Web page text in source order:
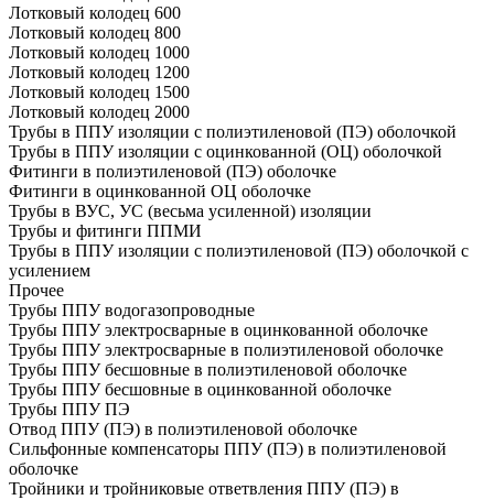
Лотковый колодец 600
Лотковый колодец 800
Лотковый колодец 1000
Лотковый колодец 1200
Лотковый колодец 1500
Лотковый колодец 2000
Трубы в ППУ изоляции с полиэтиленовой (ПЭ) оболочкой
Трубы в ППУ изоляции с оцинкованной (ОЦ) оболочкой
Фитинги в полиэтиленовой (ПЭ) оболочке
Фитинги в оцинкованной ОЦ оболочке
Трубы в ВУС, УС (весьма усиленной) изоляции
Трубы и фитинги ППМИ
Трубы в ППУ изоляции с полиэтиленовой (ПЭ) оболочкой с
усилением
Прочее
Трубы ППУ водогазопроводные
Трубы ППУ электросварные в оцинкованной оболочке
Трубы ППУ электросварные в полиэтиленовой оболочке
Трубы ППУ бесшовные в полиэтиленовой оболочке
Трубы ППУ бесшовные в оцинкованной оболочке
Трубы ППУ ПЭ
Отвод ППУ (ПЭ) в полиэтиленовой оболочке
Сильфонные компенсаторы ППУ (ПЭ) в полиэтиленовой
оболочке
Тройники и тройниковые ответвления ППУ (ПЭ) в